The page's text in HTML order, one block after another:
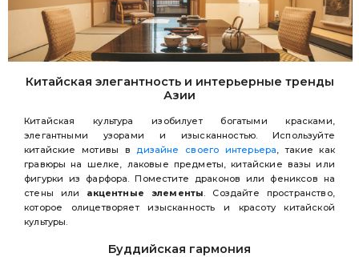
Китайская элегантность и интерьерные тренды
Азии
Китайская культура изобилует богатыми красками,
элегантными узорами и изысканностью. Используйте
китайские мотивы вдизайне своего интерьера, такие как
гравюры на шелке, лаковые предметы, китайские вазы или
фигурки из фарфора. Поместите драконов или фениксов на
стены или акцентные элементы. Создайте пространство,
которое олицетворяет изысканность и красоту китайской
культуры.
Буддийская гармония